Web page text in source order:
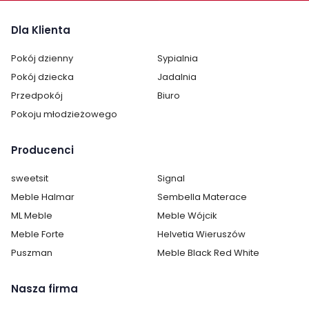
montażu.
Dla Klienta
Pokój dzienny
Sypialnia
Pokój dziecka
Jadalnia
Przedpokój
Biuro
Pokoju młodzieżowego
Producenci
sweetsit
Signal
Meble Halmar
Sembella Materace
ML Meble
Meble Wójcik
Meble Forte
Helvetia Wieruszów
Puszman
Meble Black Red White
Nasza firma